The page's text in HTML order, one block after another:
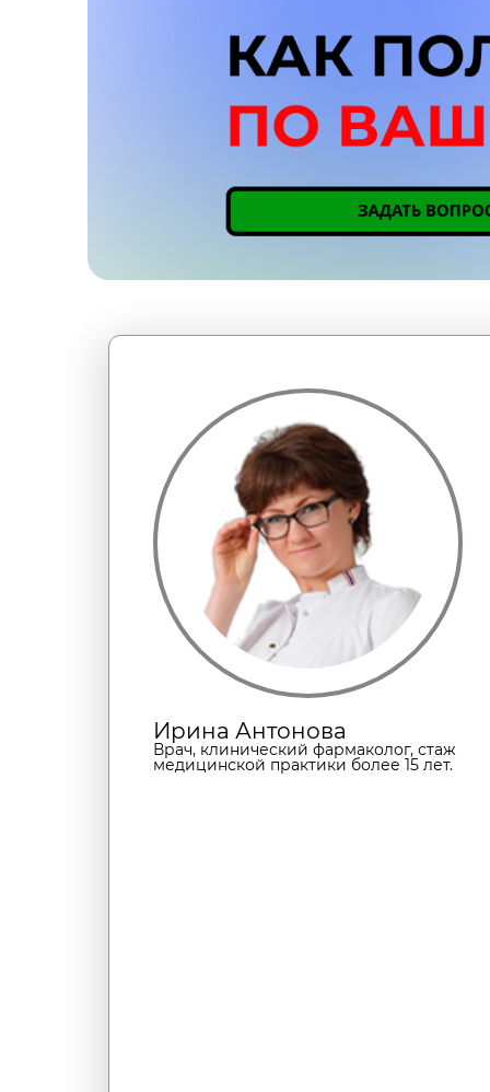
Ирина Антонова
Врач, клинический фармаколог, стаж
медицинской практики более 15 лет.